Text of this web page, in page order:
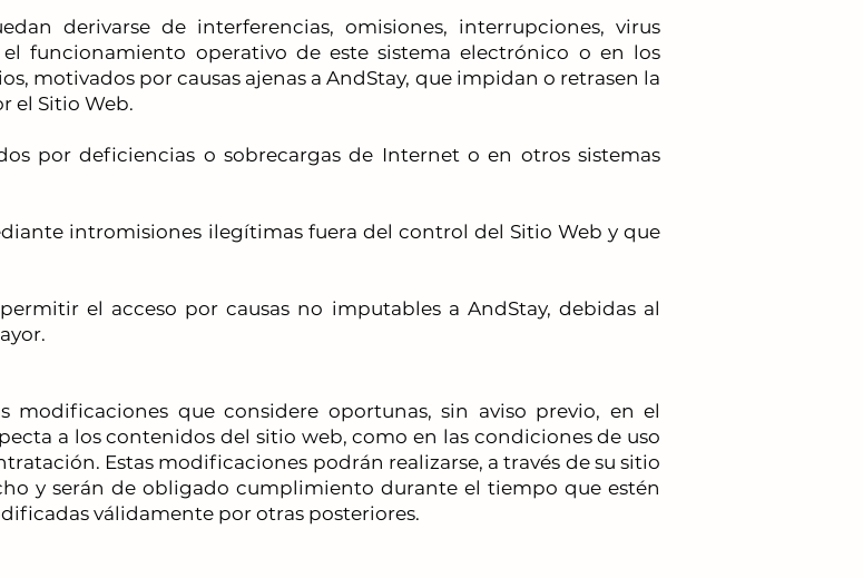
derivarse de interferencias, omisiones, interrupciones, virus
funcionamiento operativo de este sistema electrónico o en los
motivados por causas ajenas a AndStay, que impidan o retrasen la
el Sitio Web.
por deficiencias o sobrecargas de Internet o en otros sistemas
intromisiones ilegítimas fuera del control del Sitio Web y que
el acceso por causas no imputables a AndStay, debidas al
modificaciones que considere oportunas, sin aviso previo, en el
a los contenidos del sitio web, como en las condiciones de uso
Estas modificaciones podrán realizarse, a través de su sitio
y serán de obligado cumplimiento durante el tiempo que estén
válidamente por otras posteriores.